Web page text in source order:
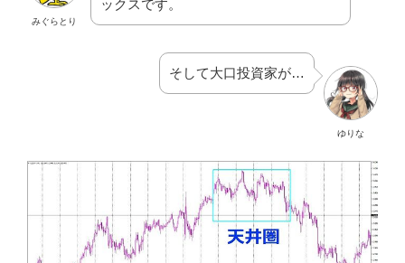
みぐらとり
ックスです。
ゆりな
そして大口投資家が…